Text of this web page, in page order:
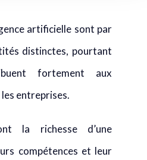
artificielle sont par
distinctes, pourtant
fortement aux
entreprises.
la richesse d’une
compétences et leur